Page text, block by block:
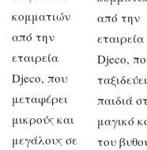
κομματιών
από την
εταιρεία
Djeco, που
μεταφέρει
μικρούς και
μεγάλους σε
από την
εταιρεία
Djeco,
παιδιά
μαγικό
του